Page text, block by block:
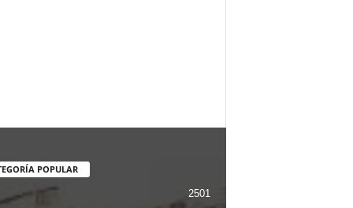
POPULAR
2501